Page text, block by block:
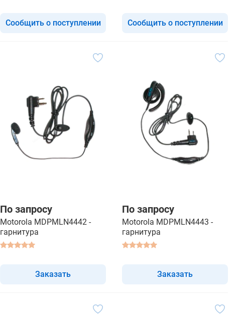
Сообщить о поступлении Сообщить о поступлении
По запросу
Motorola MDPMLN4442 -
гарнитура
Заказать
По запросу
Motorola MDPMLN4443 -
гарнитура
Заказать